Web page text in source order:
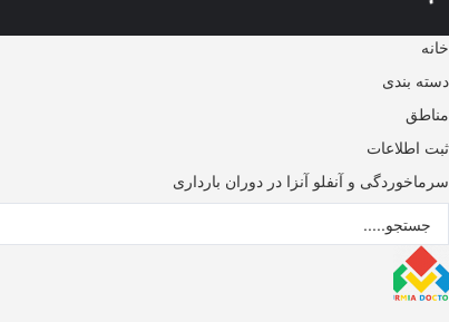
خانه
دسته بندی
مناطق
ثبت اطلاعات
سرماخوردگی و آنفلو آنزا در دوران بارداری